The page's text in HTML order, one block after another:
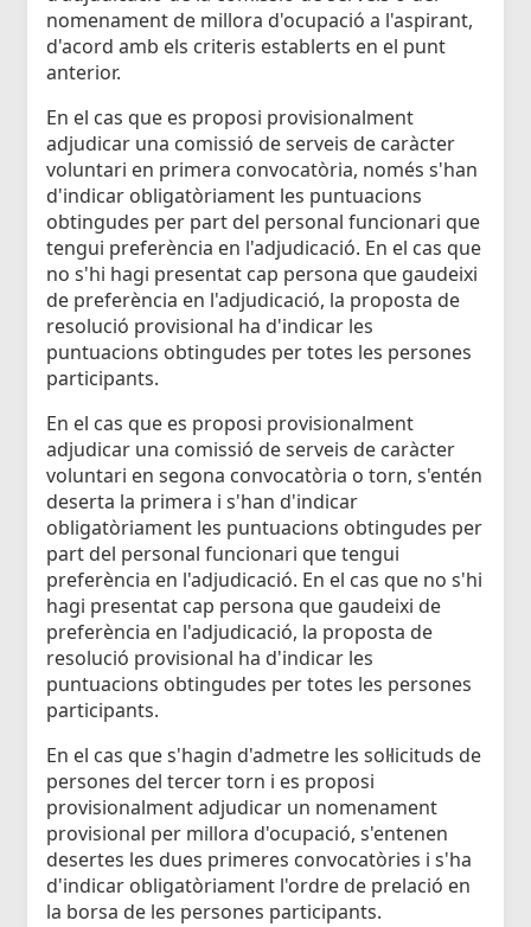
nomenament de millora d'ocupació a l'aspirant,
d'acord amb els criteris establerts en el punt
anterior.
En el cas que es proposi provisionalment
adjudicar una comissió de serveis de caràcter
voluntari en primera convocatòria, només s'han
d'indicar obligatòriament les puntuacions
obtingudes per part del personal funcionari que
tengui preferència en l'adjudicació. En el cas que
no s'hi hagi presentat cap persona que gaudeixi
de preferència en l'adjudicació, la proposta de
resolució provisional ha d'indicar les
puntuacions obtingudes per totes les persones
participants.
En el cas que es proposi provisionalment
adjudicar una comissió de serveis de caràcter
voluntari en segona convocatòria o torn, s'entén
deserta la primera i s'han d'indicar
obligatòriament les puntuacions obtingudes per
part del personal funcionari que tengui
preferència en l'adjudicació. En el cas que no s'hi
hagi presentat cap persona que gaudeixi de
preferència en l'adjudicació, la proposta de
resolució provisional ha d'indicar les
puntuacions obtingudes per totes les persones
participants.
En el cas que s'hagin d'admetre les sol·licituds de
persones del tercer torn i es proposi
provisionalment adjudicar un nomenament
provisional per millora d'ocupació, s'entenen
desertes les dues primeres convocatòries i s'ha
d'indicar obligatòriament l'ordre de prelació en
la borsa de les persones participants.